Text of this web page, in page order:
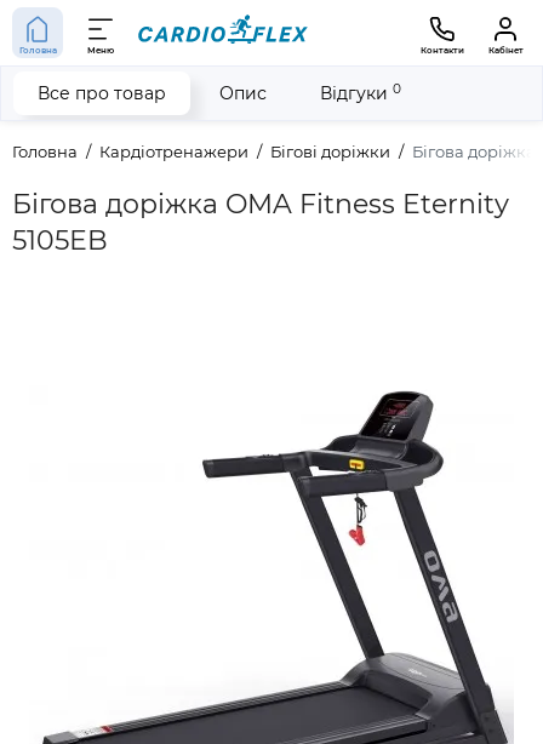
Головна Меню Контакти Кабінет
Головна Кардіотренажери Бігові доріжки Бігова
Бігова доріжка OMA Fitness Eternity
5105ЕB
Все про товар Опис Відгуки 0